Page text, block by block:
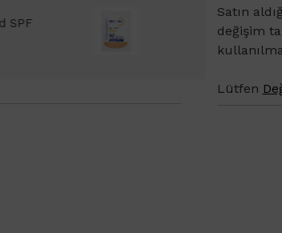
XDefense Ultra Fluid
Satın
değişim
Lütfen